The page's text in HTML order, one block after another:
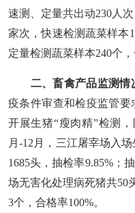
速测、定量共出动230 人 次
家次 ，快速检测蔬菜样本
定量检测蔬菜样本240个，
二、畜禽产品监测情
疫条件审查和检疫监管要
开展生猪“瘦肉精”检测，
月-12月
，三江屠宰场 入
1685头 ，抽检率9.85%；
场无害化处理病死猪共50
3个， 合格率100%。